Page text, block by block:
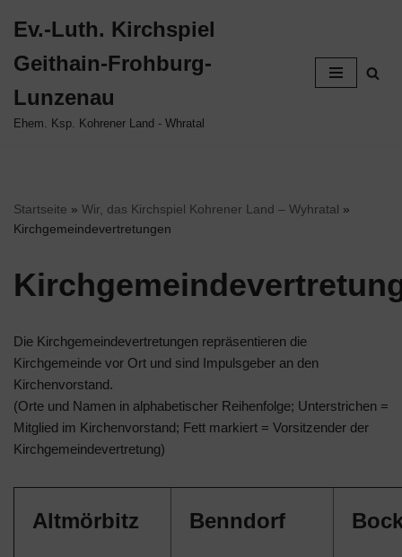
Inhalt
springen
Ev.-Luth. Kirchspiel
Geithain-Frohburg-
Lunzenau
Ehem. Ksp. Kohrener Land - Whratal
Startseite » Wir, das Kirchspiel Kohrener Land – Wyhratal »
Kirchgemeindevertretungen
Die Kirchgemeindevertretungen repräsentieren die
Kirchgemeinde vor Ort und sind Impulsgeber an den
Kirchenvorstand.
(Orte und Namen in alphabetischer Reihenfolge; Unterstrichen =
Mitglied im Kirchenvorstand; Fett markiert = Vorsitzender der
Kirchgemeindevertretung)
Altmörbitz Benndorf